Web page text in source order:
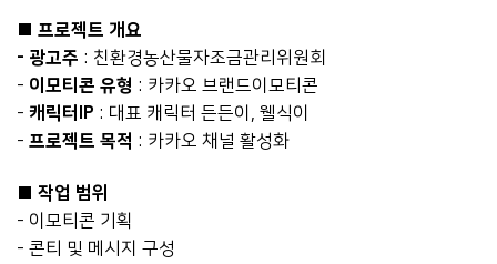
■ 프로젝트 개요
- 광고주 : 친환경농산물자조금관리위원회
- 이모티콘 유형 : 카카오 브랜드이모티콘
- 캐릭터IP : 대표 캐릭터 든든이, 웰식이
- 프로젝트 목적 : 카카오 채널 활성화
■ 작업 범위
- 이모티콘 기획
- 콘티 및 메시지 구성